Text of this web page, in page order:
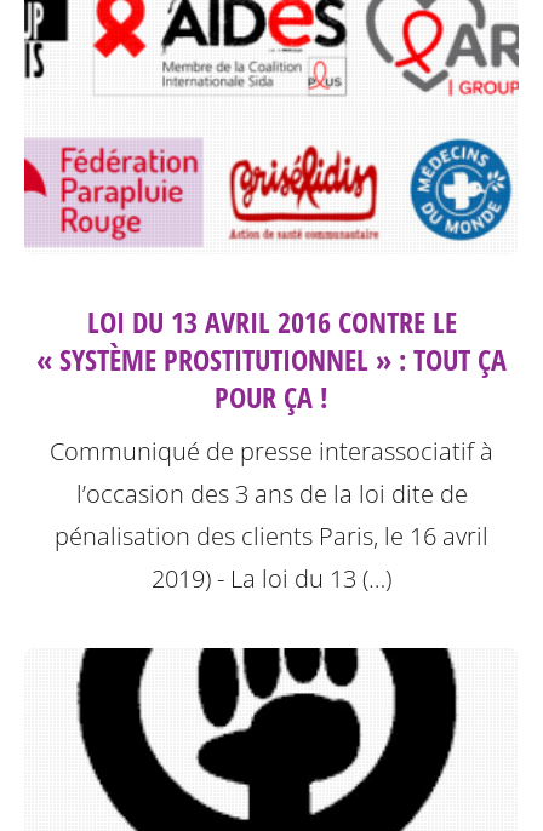
LOI DU 13 AVRIL 2016 CONTRE LE
« SYSTÈME PROSTITUTIONNEL » : TOUT ÇA
POUR ÇA !
Communiqué de presse interassociatif à
l’occasion des 3 ans de la loi dite de
pénalisation des clients Paris, le 16 avril
2019) - La loi du 13 (…)